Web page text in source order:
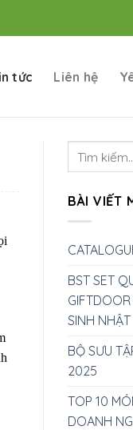
tức Liên hệ
BÀI VIẾT
BST SET
SINH
BỘ SƯU
2025
TOP 10
DOANH